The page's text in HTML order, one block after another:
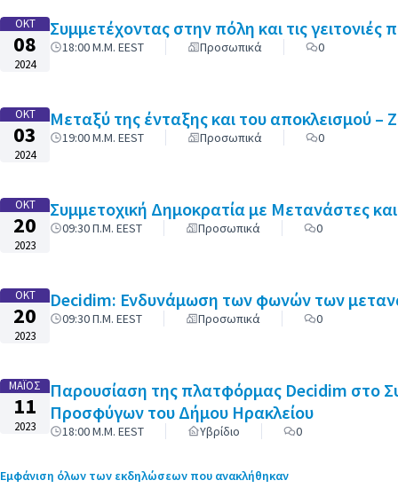
ΟΚΤ
08
2024
Συμμετέχοντας στην πόλη και τις γειτονιές
18:00 Μ.Μ. EEST Προσωπικά 0
ΟΚΤ
03
2024
Μεταξύ της ένταξης και του αποκλεισμού –
19:00 Μ.Μ. EEST Προσωπικά 0
ΟΚΤ
20
2023
Συμμετοχική Δημοκρατία με Μετανάστες
09:30 Π.Μ. EEST Προσωπικά 0
ΟΚΤ
20
2023
Decidim: Ενδυνάμωση των φωνών των
09:30 Π.Μ. EEST Προσωπικά 0
ΜΆΙΟΣ
11
2023
Παρουσίαση της πλατφόρμας Decidim στο
Προσφύγων του Δήμου Ηρακλείου
18:00 Μ.Μ. EEST Υβρίδιο 0
Εμφάνιση όλων των εκδηλώσεων που ανακλήθηκαν